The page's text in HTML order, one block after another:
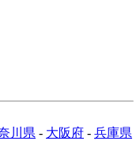
川県 - 大阪府 - 兵庫県